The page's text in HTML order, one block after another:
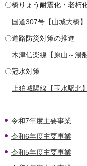
〇橋りょう耐震化・老朽
国道307号【山城大橋
〇道路防災対策の推進
木津信楽線【原山～湯
〇冠水対策
上狛城陽線【玉水駅北
令和7年度主要事業
令和6年度主要事業
令和5年度主要事業